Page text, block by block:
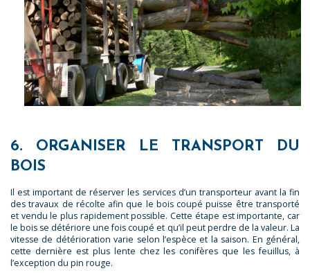
6. ORGANISER LE TRANSPORT DU
BOIS
Il est important de réserver les services d’un transporteur avant la fin
des travaux de récolte afin que le bois coupé puisse être transporté
et vendu le plus rapidement possible. Cette étape est importante, car
le bois se détériore une fois coupé et qu’il peut perdre de la valeur. La
vitesse de détérioration varie selon l’espèce et la saison. En général,
cette dernière est plus lente chez les conifères que les feuillus, à
l’exception du pin rouge.